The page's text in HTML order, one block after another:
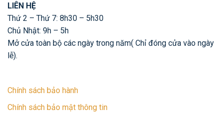
LIÊN HỆ
Thứ 2 – Thứ 7: 8h30 – 5h30
Chủ Nhật: 9h – 5h
Mở cửa toàn bộ các ngày trong năm( Chỉ đóng cửa vào ngày
lễ).
Chính sách bảo hành
Chính sách bảo mật thông tin